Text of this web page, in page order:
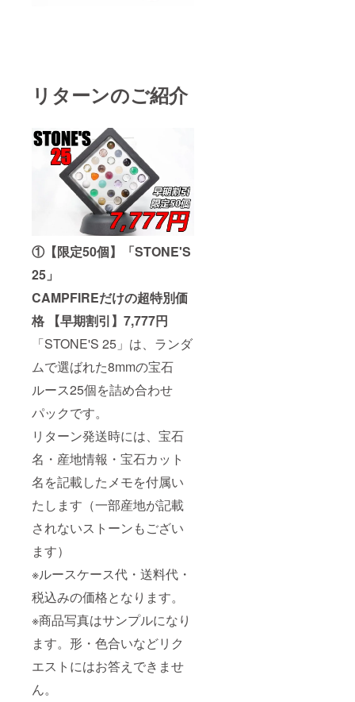
リターンのご紹介
①【限定50個】「STONE'S
25」
CAMPFIREだけの超特別価
格 【早期割引】7,777円
「STONE'S 25」は、ランダ
ムで選ばれた8mmの宝石
ルース25個を詰め合わせ
パックです。
リターン発送時には、宝石
名・産地情報・宝石カット
名を記載したメモを付属い
たします（一部産地が記載
されないストーンもござい
ます）
※ルースケース代・送料代・
税込みの価格となります。
※商品写真はサンプルになり
ます。形・色合いなどリク
エストにはお答えできませ
ん。